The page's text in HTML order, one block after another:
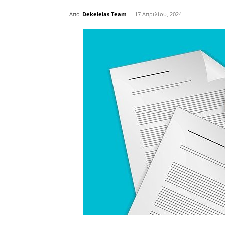
Από Dekeleias Team - 17 Απριλίου, 2024